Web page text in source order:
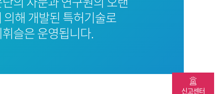
해 개발된 특허기술로
슬은 운영됩니다.
신고센터